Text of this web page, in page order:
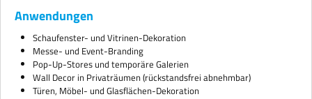
Anwendungen
Schaufenster- und Vitrinen-Dekoration
Messe- und Event-Branding
Pop-Up-Stores und temporäre Galerien
Wall Decor in Privaträumen (rückstandsfrei abnehmbar)
Türen, Möbel- und Glasflächen-Dekoration